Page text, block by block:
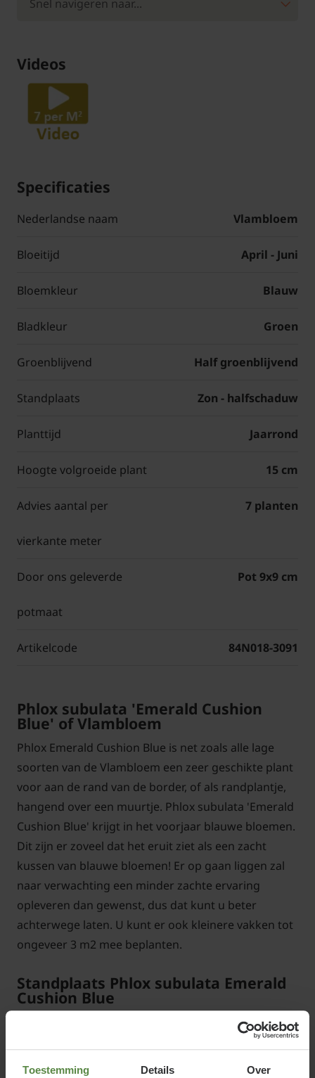
Toestemming Details Over
Videos
Specificaties
Nederlandse naam Vlambloem
Bloeitijd April - Juni
Bloemkleur Blauw
Bladkleur Groen
Groenblijvend Half groenblijvend
Standplaats Zon - halfschaduw
Planttijd Jaarrond
Hoogte volgroeide plant 15 cm
Advies aantal per
vierkante meter
7 planten
Door ons geleverde
potmaat
Pot 9x9 cm
Artikelcode 84N018-3091
Phlox subulata 'Emerald Cushion
Blue' of Vlambloem
Phlox Emerald Cushion Blue is net zoals alle lage
soorten van de Vlambloem een zeer geschikte plant
voor aan de rand van de border, of als randplantje,
hangend over een muurtje. Phlox subulata 'Emerald
Cushion Blue' krijgt in het voorjaar blauwe bloemen.
Dit zijn er zoveel dat het eruit ziet als een zacht
kussen van blauwe bloemen! Er op gaan liggen zal
naar verwachting een minder zachte ervaring
opleveren dan gewenst, dus dat kunt u beter
achterwege laten. U kunt er ook kleinere vakken tot
ongeveer 3 m2 mee beplanten.
Standplaats Phlox subulata Emerald
Cushion Blue
Vlambloem staat het liefst in de zon of halfschaduw
in een voedselrijke, licht vochtige, waterdoorlatende